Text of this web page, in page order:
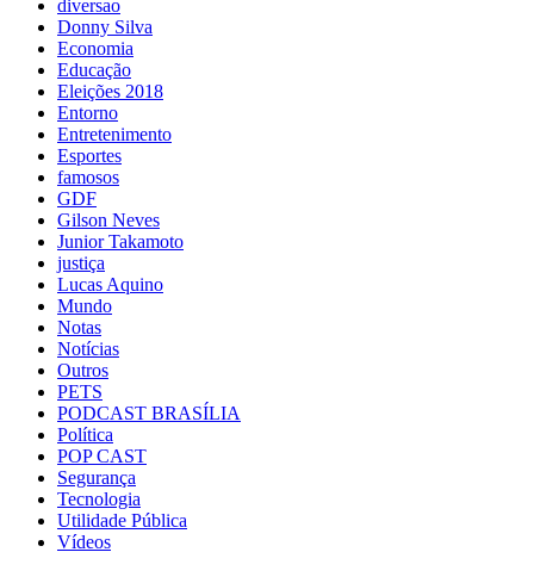
diversao
Donny Silva
Economia
Educação
Eleições 2018
Entorno
Entretenimento
Esportes
famosos
GDF
Gilson Neves
Junior Takamoto
justiça
Lucas Aquino
Mundo
Notas
Notícias
Outros
PETS
PODCAST BRASÍLIA
Política
POP CAST
Segurança
Tecnologia
Utilidade Pública
Vídeos